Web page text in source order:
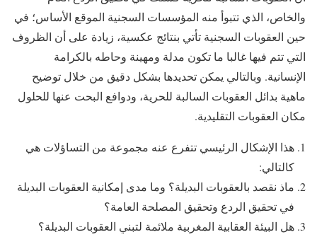
والخاص، الذي تتبوأ منه المؤسسات السجنية الموقع الأساس؛ في
حين العقوبات السجنية تأتي بنتائج عكسية، زيادة على أن الظروف
التي تتم فيها غالبا ما تكون مدلة ومهينة وحاطه بالكرامة
الإنسانية. وبالتالي يمكن تحديدها بشكل دقيق من خلال توضيح
ماهية بدائل العقوبات السالبة للحرية، ودوافع البحت عنها للحلول
مكان العقوبات التقليدية.
هذا الإشكال الرئيسي تتفرع عنه مجموعة من التساؤلات هي
كالتالي:
ماذ نقصد بالعقوبات البديلة؟ وما مدى إمكانية العقوبات البديلة
في تحقيق الردع وتحقيق المصلحة العامة؟
هل البيئة العقابية المغربية ملائمة لتبني العقوبات البديلة؟